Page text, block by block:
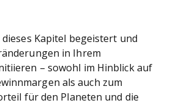
Kapitel begeistert und
in Ihrem
– sowohl im Hinblick auf
als auch zum
für den Planeten und die